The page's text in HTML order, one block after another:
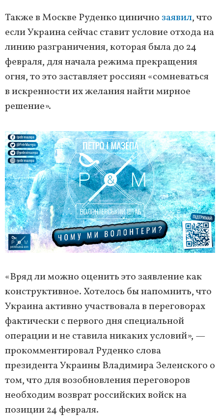
Также в Москве Руденко цинично заявил, что
если Украина сейчас ставит условие отхода на
линию разграничения, которая была до 24
февраля, для начала режима прекращения
огня, то это заставляет россиян «сомневаться
в искренности их желания найти мирное
решение».
«Вряд ли можно оценить это заявление как
конструктивное. Хотелось бы напомнить, что
Украина активно участвовала в переговорах
фактически с первого дня специальной
операции и не ставила никаких условий», —
прокомментировал Руденко слова
президента Украины Владимира Зеленского о
том, что для возобновления переговоров
необходим возврат российских войск на
позиции 24 февраля.